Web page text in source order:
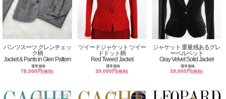
パンツスーツ グレンチェッ
ク柄
Jacket & Pants in Glen Pattern
通常価格
78,000円(税別)
ツイードジャケット ツイー
ドドット柄
Red Tweed Jacket
通常価格
39,000円(税別)
ジャケット 重量感あるグレ
ーベルベット
Gray Velvet Solid Jacket
通常価格
39,000円(税別)